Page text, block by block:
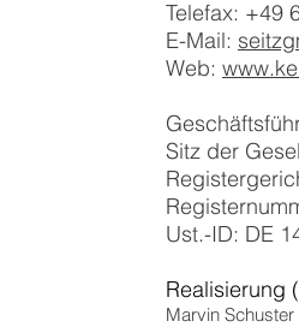
Telefax: +49
E-Mail:
Web:
Sitz der
Ust.-ID: DE
Realisierung
Marvin Schuster